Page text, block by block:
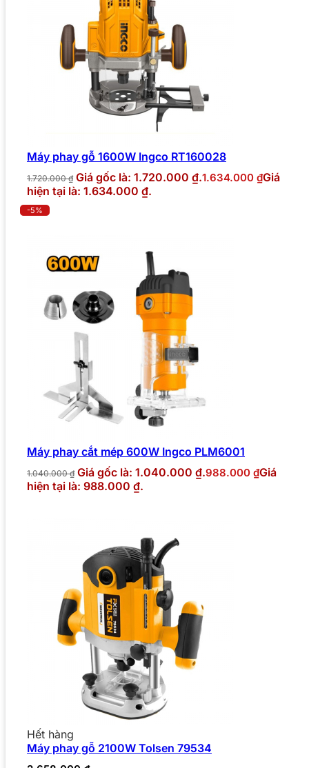
Máy phay gỗ 1600W Ingco RT160028
1.720.000₫ Giá gốc là: 1.720.000 ₫.1.634.000 ₫Giá
hiện tại là: 1.634.000 ₫.
-5%
Máy phay cắt mép 600W Ingco PLM6001
1.040.000₫ Giá gốc là: 1.040.000 ₫.988.000 ₫Giá
hiện tại là: 988.000 ₫.
Hết hàng
Máy phay gỗ 2100W Tolsen 79534